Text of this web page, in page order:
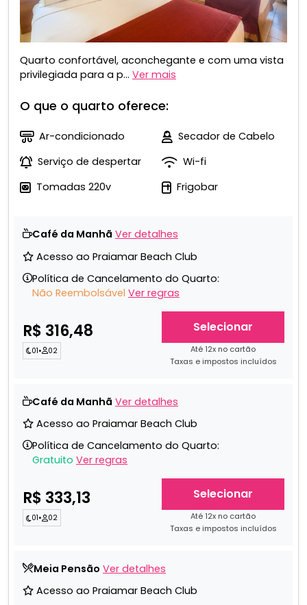
Quarto confortável, aconchegante e com uma vista
privilegiada para a p... Ver mais
O que o quarto oferece:
Ar-condicionado
Secador de Cabelo
Serviço de despertar
Wi-fi
Tomadas 220v
Frigobar
Café da Manhã Ver detalhes
Acesso ao Praiamar Beach Club
Política de Cancelamento do Quarto:
Não Reembolsável Ver regras
R$ 316,48
01• 02
Selecionar
Até 12x no cartão
Taxas e impostos incluídos
Café da Manhã Ver detalhes
Acesso ao Praiamar Beach Club
Política de Cancelamento do Quarto:
Gratuito Ver regras
R$ 333,13
01• 02
Selecionar
Até 12x no cartão
Taxas e impostos incluídos
Meia Pensão Ver detalhes
Acesso ao Praiamar Beach Club